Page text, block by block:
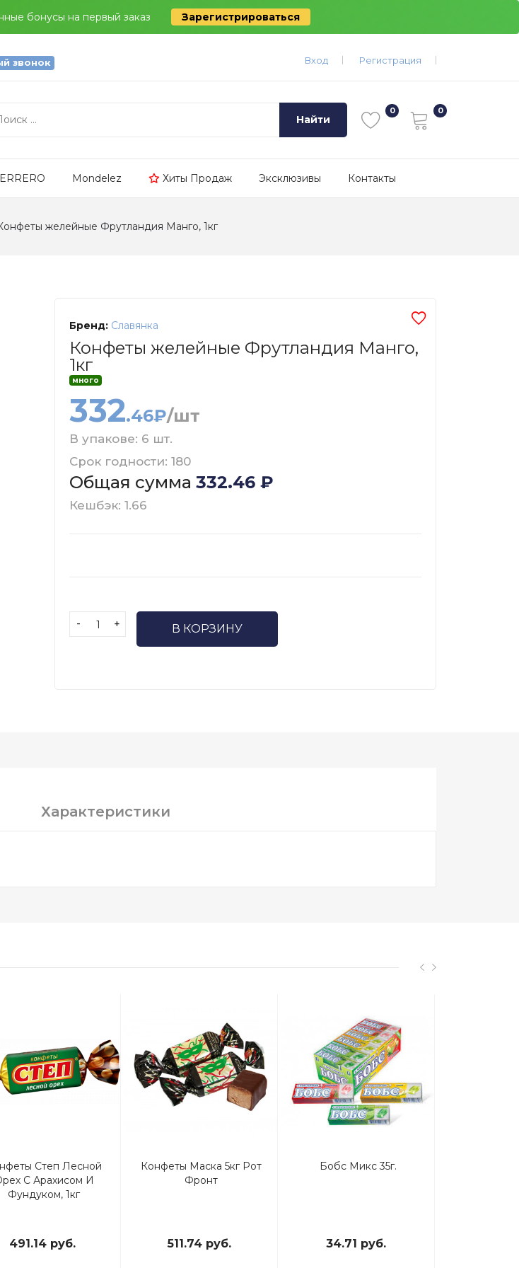
бонусы на первый заказ Зарегистрироваться
звонок Вход Регистрация
Найти
Mondelez Хиты Продаж Эксклюзивы Контакты
желейные Фрутландия Манго, 1кг
Бренд: Славянка
Конфеты желейные Фрутландия Манго,
1кг
много
332.46₽/шт
В упакове: 6 шт.
Срок годности: 180
Общая сумма 332.46 ₽
Кешбэк: 1.66
- + В КОРЗИНУ
Характеристики
Степ Лесной
С Арахисом И
Фундуком, 1кг
491.14 руб.
Конфеты Маска 5кг Рот
Фронт
511.74 руб.
Бобс Микс 35г.
34.71 руб.